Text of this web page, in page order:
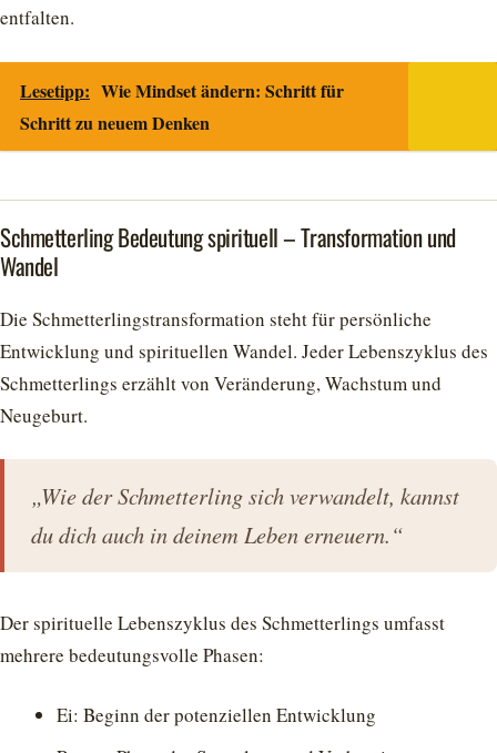
entfalten.
Lesetipp: Wie Mindset ändern: Schritt für
Schritt zu neuem Denken
Schmetterling Bedeutung spirituell – Transformation und
Wandel
Die Schmetterlingstransformation steht für persönliche
Entwicklung und spirituellen Wandel. Jeder Lebenszyklus des
Schmetterlings erzählt von Veränderung, Wachstum und
Neugeburt.
„Wie der Schmetterling sich verwandelt, kannst
du dich auch in deinem Leben erneuern.“
Der spirituelle Lebenszyklus des Schmetterlings umfasst
mehrere bedeutungsvolle Phasen:
Ei: Beginn der potenziellen Entwicklung